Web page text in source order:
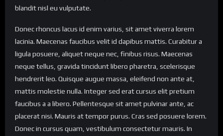
blandit nisl eu vulputate.
Donec rhoncus lacus id enim varius, sit amet viverra lorem
lacinia. Maecenas faucibus velit id dapibus mattis. Curabitur a
ligula posuere, aliquet neque nec, finibus risus. Maecenas
neque tellus, gravida tincidunt libero pharetra, scelerisque
hendrerit leo. Quisque augue massa, eleifend non ante at,
mattis molestie nulla. Integer sed erat cursus elit pretium
faucibus a a libero. Pellentesque sit amet pulvinar ante, ac
placerat nisi. Mauris at tempor purus. Cras sed posuere lorem.
Donec in cursus quam, vestibulum consectetur mauris. In